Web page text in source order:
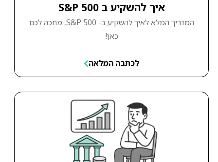
איך להשקיע ב S&P 500
המדריך המלא לאיך להשקיע ב- S&P 500, מחכה לכם
כאן!
לכתבה המלאה